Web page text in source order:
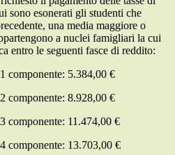
sono esonerati gli studenti che
una media maggiore o
a nuclei famigliari la cui
entro le seguenti fasce di reddito:
componente: 5.384,00 €
componente: 8.928,00 €
componente: 11.474,00 €
componente: 13.703,00 €